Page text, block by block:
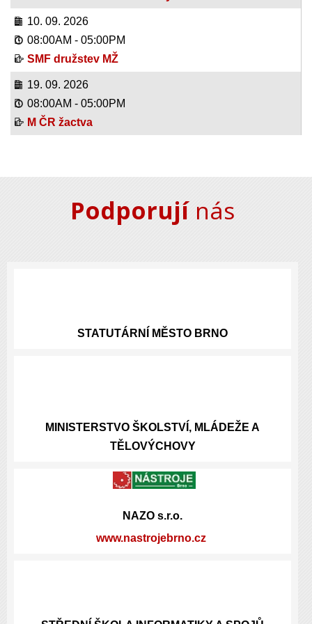
10. 09. 2026
08:00AM - 05:00PM
SMF družstev MŽ
19. 09. 2026
08:00AM - 05:00PM
M ČR žactva
Podporujínás
STATUTÁRNÍ MĚSTO BRNO
MINISTERSTVO ŠKOLSTVÍ, MLÁDEŽE A
TĚLOVÝCHOVY
NAZO s.r.o.
www.nastrojebrno.cz